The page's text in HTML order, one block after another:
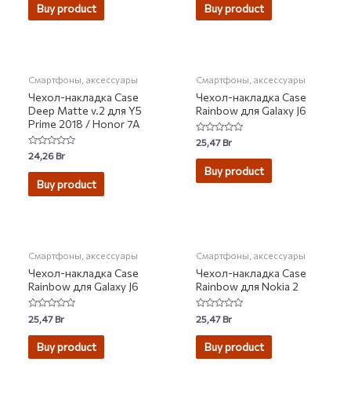
Buy product Buy product
Смартфоны, аксессуары
Чехол-накладка Case
Deep Matte v.2 для Y5
Prime 2018 / Honor 7A
Rated
0
out
24,26Br
Buy product
Смартфоны, аксессуары
Чехол-накладка Case
Rainbow для Galaxy J6
Rated
0
out
25,47Br
Buy product
Смартфоны, аксессуары
Чехол-накладка Case
Rainbow для Galaxy J6
Rated
0
out
25,47Br
Buy product
Смартфоны, аксессуары
Чехол-накладка Case
Rainbow для Nokia 2
Rated
0
out
25,47Br
Buy product